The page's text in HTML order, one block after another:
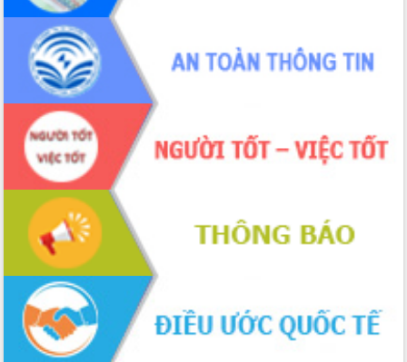
cải cách hành chính tỉnh Đắk Lắk
Kết nối tour, đẩy mạnh chuyển đổi số
để phát triển du lịch Đắk Lắk
Khởi động Dự án Đầu tư xây dựng hạ
tầng kỹ thuật Cụm công nghiệp Tân
Tiến
Gặp mặt các cơ quan báo chí nhân Kỷ
niệm 101 năm Ngày Báo chí Cách
mạng Việt Nam
Đắk Lắk sơ kết 4 năm triển khai thực
hiện Đề án 06 của Chính phủ
Họp báo thông tin về Hội nghị Công bố
Quy hoạch và Xúc tiến đầu tư tỉnh Đắk
Khơi thông điểm nghẽn, đẩy nhanh
giải ngân vốn khắc phục thiên tai
HĐND tỉnh thông qua điều chỉnh Quy
hoạch tỉnh thời kỳ 2021-2030